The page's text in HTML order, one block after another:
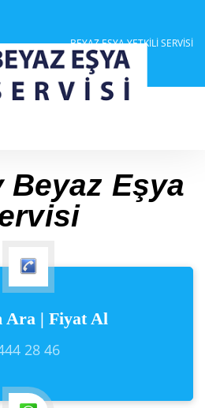
BEYAZ EŞYA YETKILI SERVISI
Beyaz Eşya
Ara | Fiyat Al
28 46